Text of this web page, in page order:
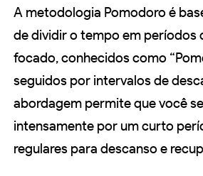
A metodologia Pomodoro é
de dividir o tempo em períodos
focado, conhecidos como
seguidos por intervalos de
abordagem permite que você
intensamente por um curto
regulares para descanso e